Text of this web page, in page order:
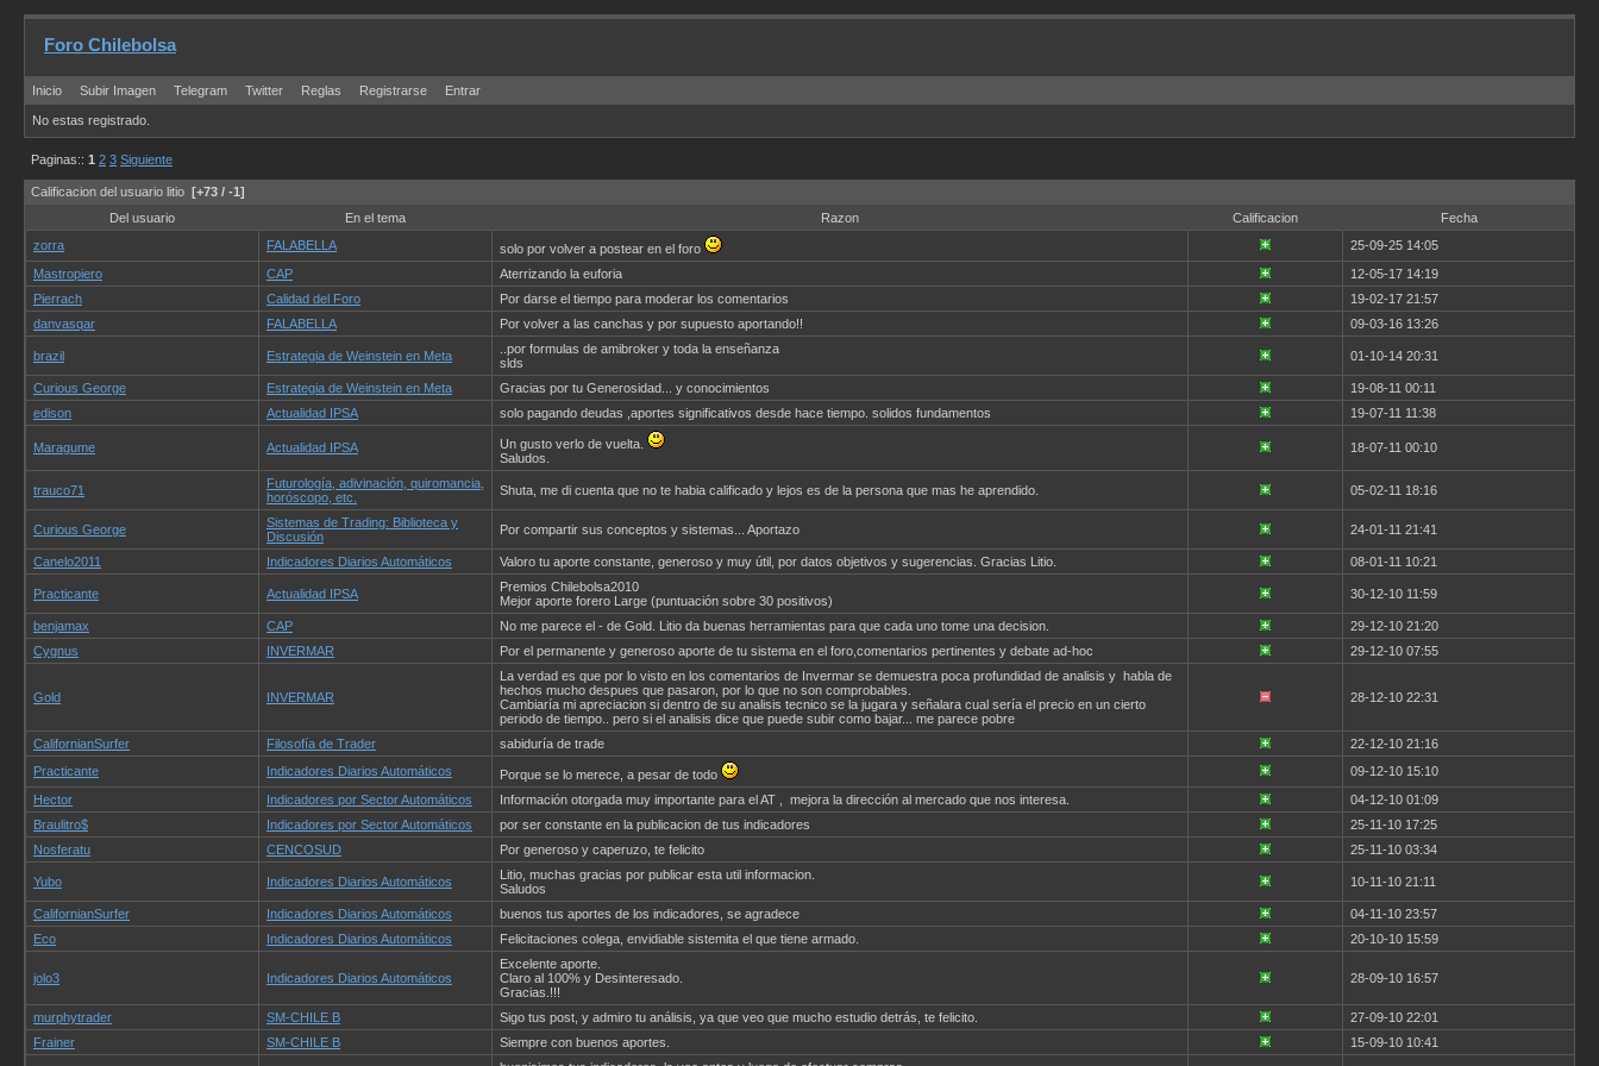
Foro Chilebolsa
Inicio Subir Imagen Telegram Twitter Reglas Registrarse Entrar
No estas registrado.
Paginas:: 1 2 3 Siguiente
Calificacion del usuario litio [+73 / -1]
Del usuario
En el tema Razon Calificacion
Fecha
zorra
FALABELLA solo por volver a postear en el foro
25-09-25 14:05
Mastropiero
CAP Aterrizando la euforia
12-05-17 14:19
Pierrach
Calidad del Foro Por darse el tiempo para moderar los comentarios
19-02-17 21:57
danvasqar
FALABELLA Por volver a las canchas y por supuesto aportando!! 09-03-16 13:26
brazil Estrategia de Weinstein en Meta
..por formulas de amibroker y toda la enseñanza
slds
01-10-14 20:31
Curious George Estrategia de Weinstein en Meta Gracias por tu Generosidad... y conocimientos
19-08-11 00:11
edison
Actualidad IPSA solo pagando deudas ,aportes significativos desde hace tiempo. solidos fundamentos 19-07-11 11:38
Maragume Actualidad IPSA
Un gusto verlo de vuelta.
Saludos.
18-07-11 00:10
trauco71
Futurología, adivinación, quiromancia,
horóscopo, etc.
Shuta, me di cuenta que no te habia calificado y lejos es de la persona que mas he aprendido. 05-02-11 18:16
Curious George
Sistemas de Trading: Biblioteca y
Discusión
Por compartir sus conceptos y sistemas... Aportazo 24-01-11 21:41
Canelo2011 Indicadores Diarios Automáticos Valoro tu aporte constante, generoso y muy útil, por datos objetivos y sugerencias. Gracias Litio. 08-01-11 10:21
Practicante Actualidad IPSA
Premios Chilebolsa2010
Mejor aporte forero Large (puntuación sobre 30 positivos)
30-12-10 11:59
benjamax CAP No me parece el - de Gold. Litio da buenas herramientas para que cada uno tome una decision.
29-12-10 21:20
Cygnus
INVERMAR Por el permanente y generoso aporte de tu sistema en el foro,comentarios pertinentes y debate ad-hoc 29-12-10 07:55
Gold INVERMAR
La verdad es que por lo visto en los comentarios de Invermar se demuestra poca profundidad de analisis y habla de
hechos mucho despues que pasaron, por lo que no son comprobables.
Cambiaría mi apreciacion si dentro de su analisis tecnico se la jugara y señalara cual sería el precio en un cierto
periodo de tiempo.. pero si el analisis dice que puede subir como bajar... me parece pobre
28-12-10 22:31
CalifornianSurfer Filosofía de Trader sabiduría de trade
22-12-10 21:16
Practicante
Indicadores Diarios Automáticos Porque se lo merece, a pesar de todo
09-12-10 15:10
Hector
Indicadores por Sector Automáticos Información otorgada muy importante para el AT , mejora la dirección al mercado que nos interesa.
04-12-10 01:09
Braulitro$
Indicadores por Sector Automáticos por ser constante en la publicacion de tus indicadores
25-11-10 17:25
Nosferatu
CENCOSUD Por generoso y caperuzo, te felicito 25-11-10 03:34
Yubo Indicadores Diarios Automáticos
Litio, muchas gracias por publicar esta util informacion.
Saludos
10-11-10 21:11
CalifornianSurfer Indicadores Diarios Automáticos buenos tus aportes de los indicadores, se agradece
04-11-10 23:57
Eco
Indicadores Diarios Automáticos Felicitaciones colega, envidiable sistemita el que tiene armado. 20-10-10 15:59
jolo3 Indicadores Diarios Automáticos
Excelente aporte.
Claro al 100% y Desinteresado.
Gracias.!!!
28-09-10 16:57
murphytrader SM-CHILE B Sigo tus post, y admiro tu análisis, ya que veo que mucho estudio detrás, te felicito.
27-09-10 22:01
Frainer
SM-CHILE B Siempre con buenos aportes.
15-09-10 10:41